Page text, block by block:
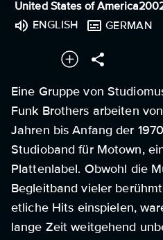
United States of America
ENGLISH
GERMAN
Eine Gruppe von
Funk Brothers arbeiten
Jahren bis Anfang der
Studioband für Motown,
Plattenlabel. Obwohl die
Begleitband vieler
etliche Hits einspielen,
lange Zeit weitgehend